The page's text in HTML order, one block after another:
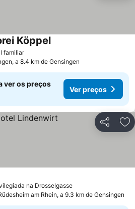
familiar
Köppel
a 8.4 km de Gensingen
ver os preços
Ver preços
Partilhar
na Drosselgasse
am Rhein, a 9.3 km de Gensingen